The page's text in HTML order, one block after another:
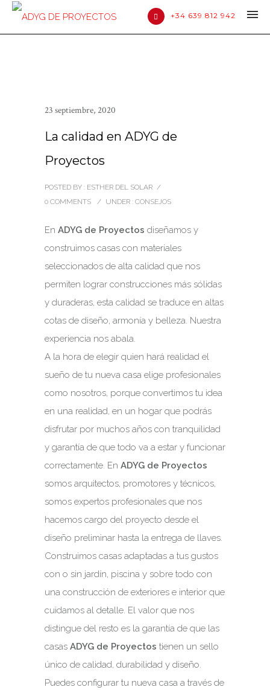
+34 639 812 942
23 septiembre, 2020
La calidad en ADYG de
Proyectos
POSTED BY : ESTHER DEL SOLAR /
0 COMMENTS
/ UNDER : CONSEJOS
En ADYG de Proyectos diseñamos y
construimos casas con materiales
seleccionados de alta calidad que nos
permiten lograr construcciones más sólidas
y duraderas, esta calidad se traduce en altas
cotas de diseño, armonía y belleza. Nuestra
experiencia nos abala.
A la hora de elegir quien hará realidad el
sueño de tu nueva casa elige profesionales
como nosotros, porque convertimos tu idea
en una realidad, en un hogar que podrás
disfrutar por muchos años con tranquilidad
y garantía de que todo va a estar y funcionar
correctamente. En ADYG de Proyectos
somos arquitectos, promotores y técnicos,
somos expertos profesionales que nos
hacemos cargo del proyecto desde el
diseño preliminar hasta la entrega de llaves.
Construimos casas adaptadas a tus gustos
con o sin jardín, piscina y sobre todo con
una construcción de exteriores e interior que
cuidamos al detalle. El valor que nos
distingue del resto es la garantía de que las
casas ADYG de Proyectos tienen un sello
único de calidad, durabilidad y diseño.
Puedes configurar tu nueva casa a través de